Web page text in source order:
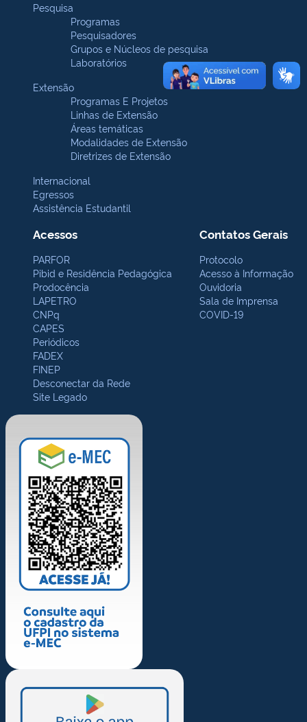
Pesquisa
Programas
Pesquisadores
Grupos e Núcleos de pesquisa
Laboratórios
Extensão
Programas E Projetos
Linhas de Extensão
Áreas temáticas
Modalidades de Extensão
Diretrizes de Extensão
Internacional
Egressos
Assistência Estudantil
Acessos
PARFOR
Pibid e Residência Pedagógica
Prodocência
LAPETRO
CNPq
CAPES
Periódicos
FADEX
FINEP
Desconectar da Rede
Site Legado
Contatos Gerais
Protocolo
Acesso à Informação
Ouvidoria
Sala de Imprensa
COVID-19